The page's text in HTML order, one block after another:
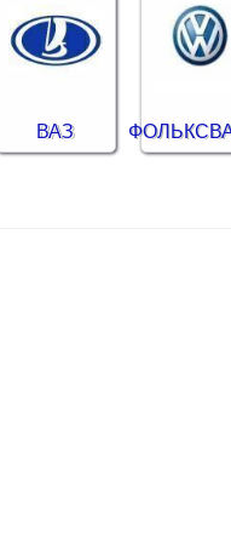
ВАЗ